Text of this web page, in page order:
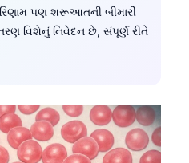
પણ શરૂઆતની બીમારી
વિશેનું નિવેદન છે, સંપૂર્ણ રીતે